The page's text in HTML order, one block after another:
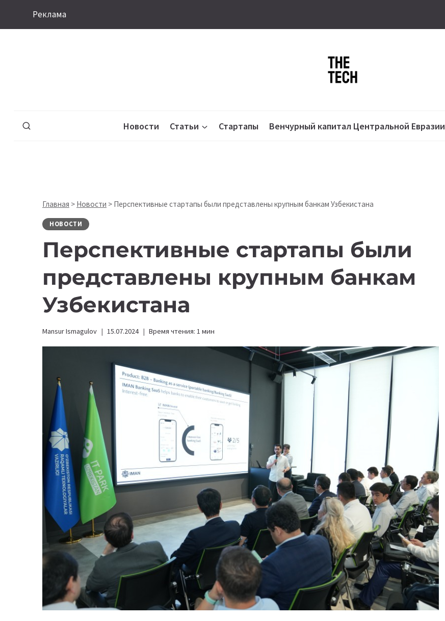
Реклама
Новости Статьи Стартапы Венчурный капитал Центральной Евразии
Главная > Новости > Перспективные стартапы были представлены крупным банкам Узбекистана
НОВОСТИ
Перспективные стартапы были
представлены крупным банкам
Узбекистана
Mansur Ismagulov 15.07.2024 Время чтения: 1 мин